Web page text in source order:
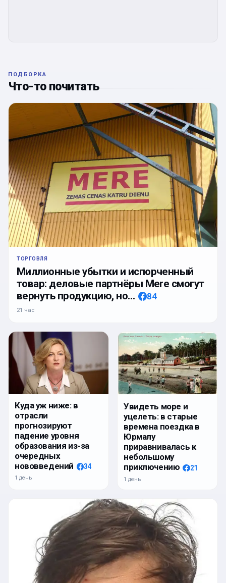
ПОДБОРКА
Что-то почитать
ТОРГОВЛЯ
Миллионные убытки и испорченный
товар: деловые партнёры Mere смогут
вернуть продукцию, но…
84
21 час
Куда уж ниже: в
отрасли
прогнозируют
падение уровня
образования из-за
очередных
нововведений
34
1 день
Увидеть море и
уцелеть: в старые
времена поездка в
Юрмалу
приравнивалась к
небольшому
приключению
21
1 день